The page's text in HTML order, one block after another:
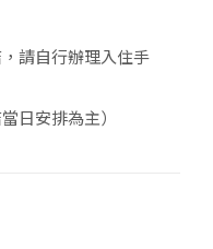
請自行辦理入住手
日安排為主）